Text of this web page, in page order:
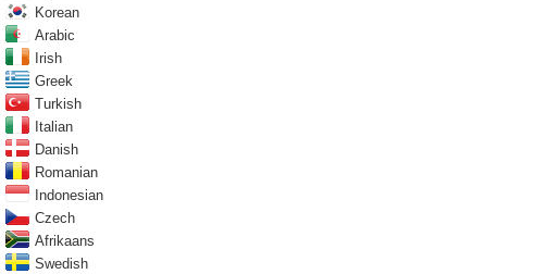
Korean
Arabic
Irish
Greek
Turkish
Italian
Danish
Romanian
Indonesian
Czech
Afrikaans
Swedish